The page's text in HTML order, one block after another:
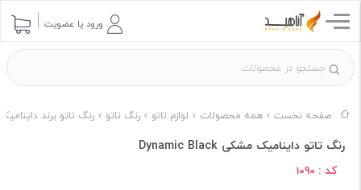
ورود یا عضویت
صفحه نخست همه محصولات لوازم تاتو رنگ تاتو رنگ تاتو برند داینامیک
رنگ تاتو داینامیک مشکی Dynamic Black
کد : 1090